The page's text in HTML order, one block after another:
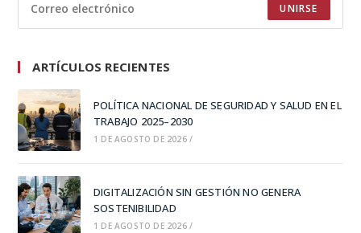
UNIRSE
ARTÍCULOS RECIENTES
POLÍTICA NACIONAL DE SEGURIDAD Y SALUD EN EL
TRABAJO 2025–2030
1 DE AGOSTO DE 2026 /
DIGITALIZACIÓN SIN GESTIÓN NO GENERA
SOSTENIBILIDAD
1 DE AGOSTO DE 2026 /